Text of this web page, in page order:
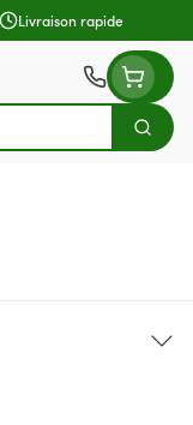
Livraison rapide